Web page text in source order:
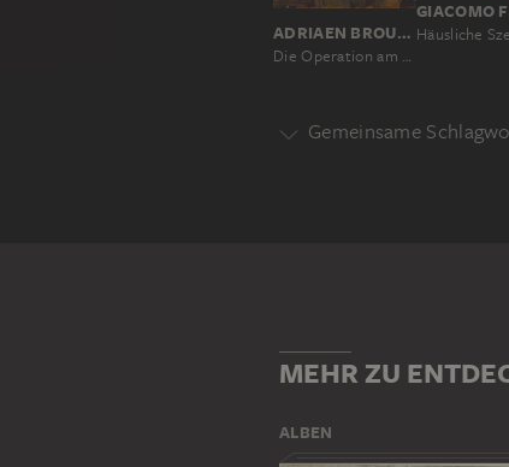
ADRIAEN BROUWER
Die Operation am Rücken
Gemeinsame
MEHR ZU
ALBEN